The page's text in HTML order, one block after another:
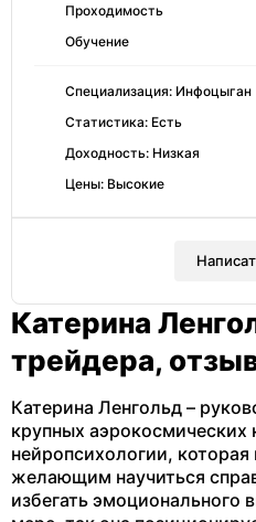
Проходимость
Обучение
Специализация: Инфоцыган
Статистика: Есть
Доходность: Низкая
Цены: Высокие
Катерина
трейдера,
Катерина Ленгольд –
крупных аэрокосмических
нейропсихологии,
желающим научиться
избегать эмоционального